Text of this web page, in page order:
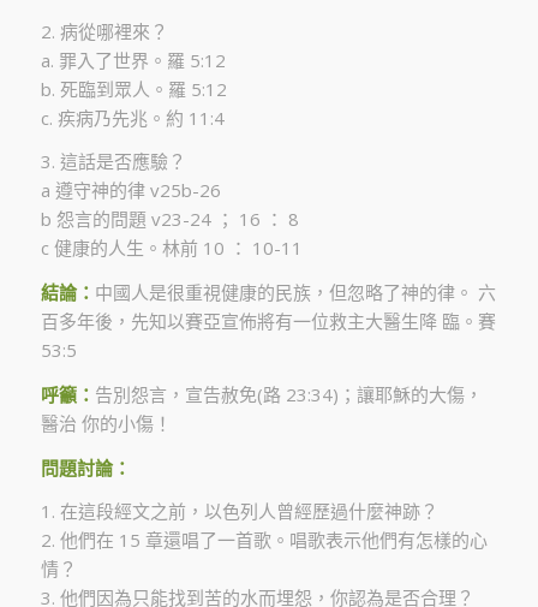
2. 病從哪裡來？
a. 罪入了世界。羅 5:12
b. 死臨到眾人。羅 5:12
c. 疾病乃先兆。約 11:4
3. 這話是否應驗？
a 遵守神的律 v25b-26
b 怨言的問題 v23-24 ； 16 ： 8
c 健康的人生。林前 10 ： 10-11
結論： 中國人是很重視健康的民族，但忽略了神的律。 六
百多年後，先知以賽亞宣佈將有一位救主大醫生降 臨。賽
53:5
呼籲： 告別怨言，宣告赦免(路 23:34)；讓耶穌的大傷，
醫治 你的小傷！
問題討論：
1. 在這段經文之前，以色列人曾經歷過什麼神跡？
2. 他們在 15 章還唱了一首歌。唱歌表示他們有怎樣的心
情？
3. 他們因為只能找到苦的水而埋怨，你認為是否合理？